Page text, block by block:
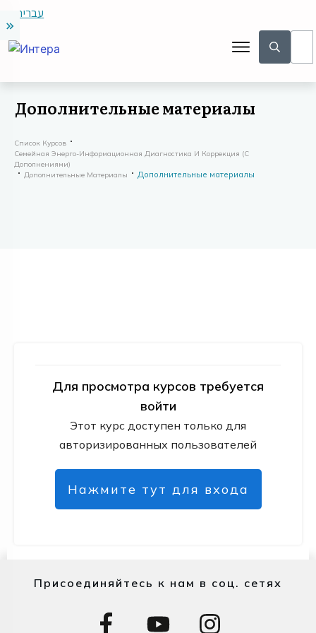
עברית
Дополнительные материалы
Список Курсов
Семейная Энерго-Информационная Диагностика И Коррекция (с
Дополнениями)
Дополнительные Материалы
Дополнительные материалы
Для просмотра курсов требуется
войти
Этот курс доступен только для
авторизированных пользователей
Нажмите тут для входа
Присоединяйтесь к нам в соц. сетях